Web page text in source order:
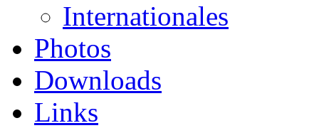
Internationales
Photos
Downloads
Links